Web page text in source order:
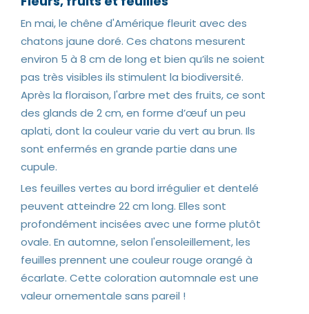
En mai, le chêne d'Amérique fleurit avec des
chatons jaune doré. Ces chatons mesurent
environ 5 à 8 cm de long et bien qu’ils ne soient
pas très visibles ils stimulent la biodiversité.
Après la floraison, l'arbre met des fruits, ce sont
des glands de 2 cm, en forme d’œuf un peu
aplati, dont la couleur varie du vert au brun. Ils
sont enfermés en grande partie dans une
cupule.
Les feuilles vertes au bord irrégulier et dentelé
peuvent atteindre 22 cm long. Elles sont
profondément incisées avec une forme plutôt
ovale. En automne, selon l'ensoleillement, les
feuilles prennent une couleur rouge orangé à
écarlate. Cette coloration automnale est une
valeur ornementale sans pareil !